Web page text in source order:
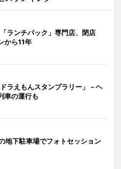
ランチパック」専門店、閉店
ら11年
ラえもんスタンプラリー」－ヘ
車の運行も
地下駐車場でフォトセッション